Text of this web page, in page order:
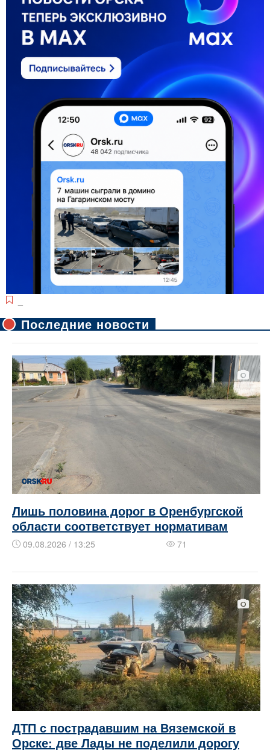
Последние новости
Лишь половина дорог в Оренбургской
области соответствует нормативам
09.08.2026 / 13:25 71
ДТП с пострадавшим на Вяземской в
Орске: две Лады не поделили дорогу